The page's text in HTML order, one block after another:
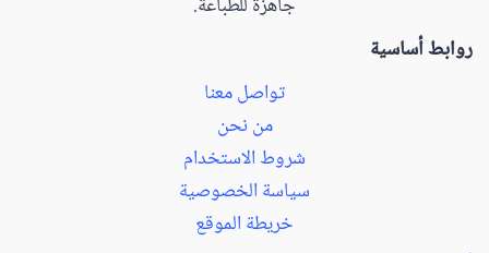
روابط أساسية
تواصل معنا
من نحن
شروط الاستخدام
سياسة الخصوصية
خريطة الموقع